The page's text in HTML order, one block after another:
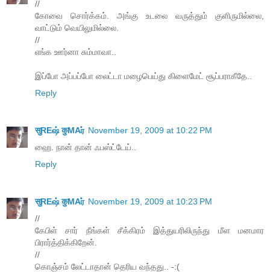
//
கோவை சொர்க்கம். அங்கு உடலை வருத்தும் குளிருமில்லை,
வாட்டும் வெயிலுமில்லை.
//
எங்க ஊர்னா சும்மாவா..
இப்போ அப்பப்போ லைட்டா மழைபெய்து கிளைமேட் சூப்பராகீதே..
Reply
सुREஷ் कुMAர் November 19, 2009 at 10:22 PM
ஹை. நான் தான் ஃபஸ்ட்டேய்..
Reply
सुREஷ் कुMAர் November 19, 2009 at 10:23 PM
//
கேபிள் சார் நீங்கள் சீக்கிரம் இத்துயரிலிருந்து மீள மனமார
பிரார்த்திக்கிறேன்.
//
கொஞ்சம் லேட்டாதான் தெரிய வந்தது.. -:(